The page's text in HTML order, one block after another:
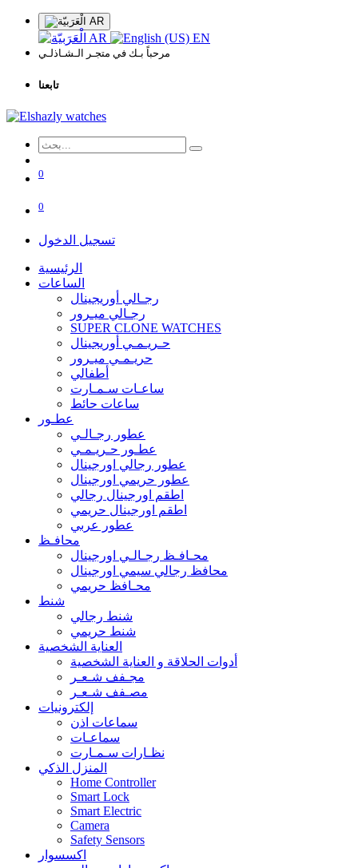
AR
AR EN
مرحباً بـك في متجـر الـشـاذلـي
تابعنا
0
0
تسجيل الدخول
الرئيسية
الساعات
رجـالي أوريجينال
رجـالي ميـرور
SUPER CLONE WATCHES
حـريـمـي أوريجينال
حريـمـي ميـرور
أطفالي
ساعـات سـمـارت
ساعات حائط
عطـور
عطور رجـالـي
عطـور حـريـمـي
عطور رجالي اورجينال
عطور حريمي اورجينال
اطقم اورجينال رجالي
اطقم اورجينال حريمي
عطور عربي
محافـظ
محـافـظ رجـالـي اورجينال
محافظ رجالي سيمي اورجينال
محـافظ حريمي
شنط
شنط رجالي
شنط حريمي
العناية الشخصية
أدوات الحلاقة و العناية الشخصية
مجـفف شـعـر
مصـفف شـعـر
إلكترونيات
سماعات اذن
سماعـات
نظـارات سـمـارت
المنزل الذكي
Home Controller
Smart Lock
Smart Electric
Camera
Safety Sensors
اكسسوار